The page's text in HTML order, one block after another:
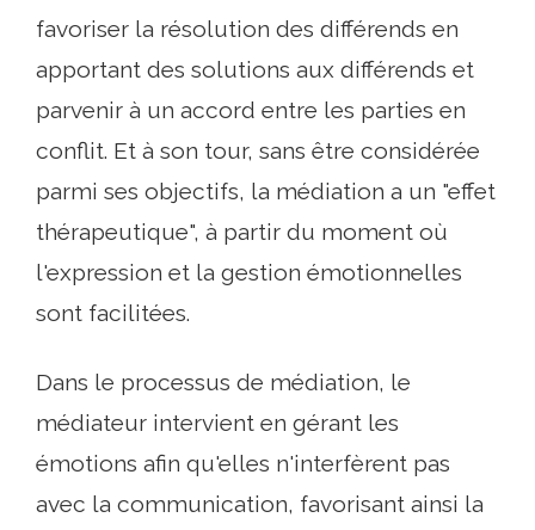
favoriser la résolution des différends en
apportant des solutions aux différends et
parvenir à un accord entre les parties en
conflit. Et à son tour, sans être considérée
parmi ses objectifs, la médiation a un "effet
thérapeutique", à partir du moment où
l'expression et la gestion émotionnelles
sont facilitées.
Dans le processus de médiation, le
médiateur intervient en gérant les
émotions afin qu'elles n'interfèrent pas
avec la communication, favorisant ainsi la